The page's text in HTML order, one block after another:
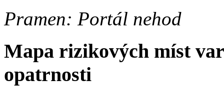
Pramen: Portál nehod
Mapa rizikových míst
opatrnosti